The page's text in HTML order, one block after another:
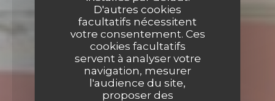
D'autres cookies
facultatifs nécessitent
votre consentement. Ces
cookies facultatifs
servent à analyser votre
navigation, mesurer
l'audience du site,
proposer des